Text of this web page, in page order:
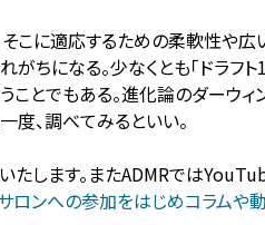
こに適応するための柔軟性や
がちになる。少なくとも「ドラ
とでもある。進化論のダーウィ
度、調べてみるといい。
します。またADMRでは
ロンへの参加をはじめコラム